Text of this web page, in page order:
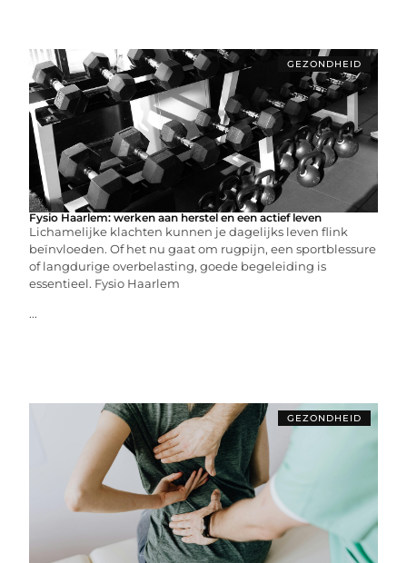
GEZONDHEID
Fysio Haarlem: werken aan herstel en een actief leven
Lichamelijke klachten kunnen je dagelijks leven flink
beïnvloeden. Of het nu gaat om rugpijn, een sportblessure
of langdurige overbelasting, goede begeleiding is
essentieel. Fysio Haarlem
...
GEZONDHEID